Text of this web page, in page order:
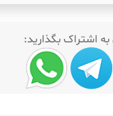
اشتراک بگذارید: